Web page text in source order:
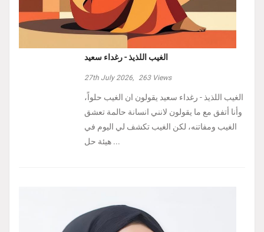
الغيب اللذيذ - رغداء سعيد
27th July 2026, 263Views
الغيب اللذيذ - رغداء سعيد يقولون ان الغيب حلواً،
وأنا أتفق مع ما يقولون لانني انسانة حالمة تعشق
الغيب ومفاتنه، لكن الغيب تكشف لي اليوم في
هيئة حل ...